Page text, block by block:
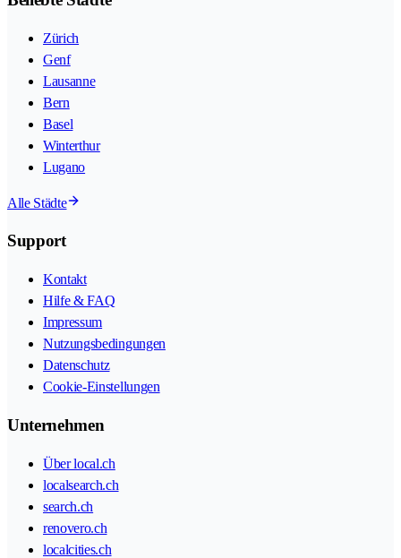
Zürich
Genf
Lausanne
Bern
Basel
Winterthur
Lugano
Alle Städte
Support
Kontakt
Hilfe & FAQ
Impressum
Nutzungsbedingungen
Datenschutz
Cookie-Einstellungen
Unternehmen
Über local.ch
localsearch.ch
search.ch
renovero.ch
localcities.ch